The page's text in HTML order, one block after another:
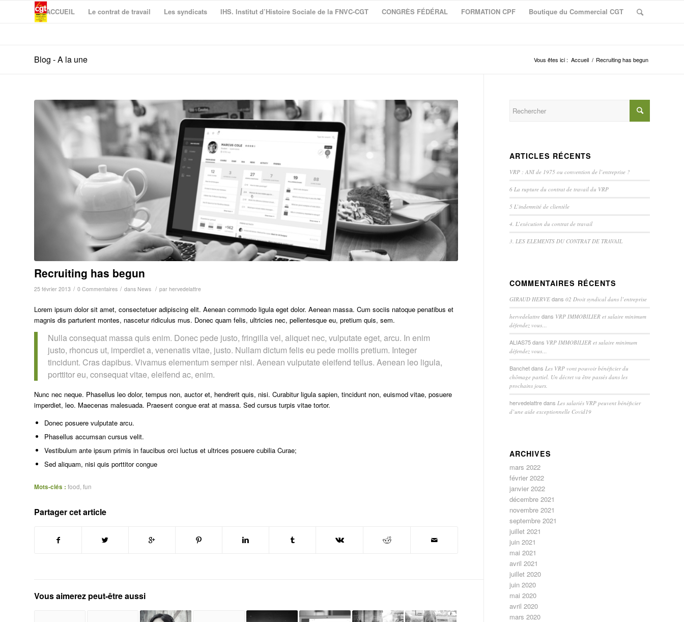
ACCUEIL Le contrat de travail Les syndicats IHS. Institut d’Histoire Sociale de la FNVC-CGT CONGRÈS FÉDÉRAL FORMATION CPF Boutique du Commercial CGT
Blog - A la une Vous êtes ici : Accueil / Recruiting has begun
Recruiting has begun
25 février 2013 / 0 Commentaires / dans News / par hervedelattre
Lorem ipsum dolor sit amet, consectetuer adipiscing elit. Aenean commodo ligula eget dolor. Aenean massa. Cum sociis natoque penatibus et
magnis dis parturient montes, nascetur ridiculus mus. Donec quam felis, ultricies nec, pellentesque eu, pretium quis, sem.
Nulla consequat massa quis enim. Donec pede justo, fringilla vel, aliquet nec, vulputate eget, arcu. In enim
justo, rhoncus ut, imperdiet a, venenatis vitae, justo. Nullam dictum felis eu pede mollis pretium. Integer
tincidunt. Cras dapibus. Vivamus elementum semper nisi. Aenean vulputate eleifend tellus. Aenean leo ligula,
porttitor eu, consequat vitae, eleifend ac, enim.
Nunc nec neque. Phasellus leo dolor, tempus non, auctor et, hendrerit quis, nisi. Curabitur ligula sapien, tincidunt non, euismod vitae, posuere
imperdiet, leo. Maecenas malesuada. Praesent congue erat at massa. Sed cursus turpis vitae tortor.
Donec posuere vulputate arcu.
Phasellus accumsan cursus velit.
Vestibulum ante ipsum primis in faucibus orci luctus et ultrices posuere cubilia Curae;
Sed aliquam, nisi quis porttitor congue
Mots-clés : food,fun
Partager cet article
Vous aimerez peut-être aussi
ARTICLES RÉCENTS
VRP : ANI de 1975 ou convention de l’entreprise ?
6 La rupture du contrat de travail du VRP
5 L’indemnité de clientèle
4. L’exécution du contrat de travail
3. LES ELEMENTS DU CONTRAT DE TRAVAIL
COMMENTAIRES RÉCENTS
GIRAUD HERVE dans02 Droit syndical dans l’entreprise
hervedelattre dans VRP IMMOBILIER et salaire minimum
défendez vous…
ALIAS75dans VRP IMMOBILIER et salaire minimum
défendez vous…
Banchetdans Les VRP vont pouvoir bénéficier du
chômage partiel. Un décret va être passés dans les
prochains jours.
hervedelattredans Les salariés VRP peuvent bénéficier
d’une aide exceptionnelle Covid19
ARCHIVES
mars 2022
février 2022
janvier 2022
décembre 2021
novembre 2021
septembre 2021
juillet 2021
juin 2021
mai 2021
avril 2021
juillet 2020
juin 2020
mai 2020
avril 2020
mars 2020